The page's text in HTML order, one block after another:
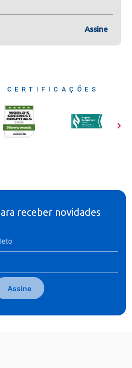
Assine
CERTIFICAÇÕES
receber novidades
Assine